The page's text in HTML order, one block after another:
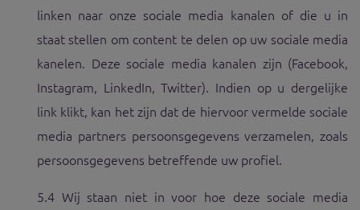
linken naar onze sociale media kanalen of die u in
staat stellen om content te delen op uw sociale media
kanelen. Deze sociale media kanalen zijn (Facebook,
Instagram, LinkedIn, Twitter). Indien op u dergelijke
link klikt, kan het zijn dat de hiervoor vermelde sociale
media partners persoonsgegevens verzamelen, zoals
persoonsgegevens betreffende uw profiel.
5.4 Wij staan niet in voor hoe deze sociale media